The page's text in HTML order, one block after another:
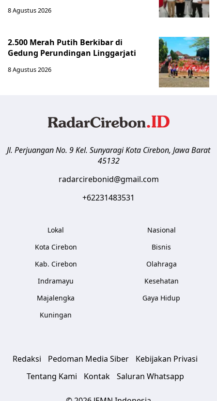
8 Agustus 2026
2.500 Merah Putih Berkibar di
Gedung Perundingan Linggarjati
8 Agustus 2026
Jl. Perjuangan No. 9 Kel. SunyaragiKota Cirebon, Jawa Barat
45132
radarcirebonid@gmail.com
+62231483531
Lokal
Kota Cirebon
Kab. Cirebon
Indramayu
Majalengka
Kuningan
Nasional
Bisnis
Olahraga
Kesehatan
Gaya Hidup
Redaksi Pedoman Media Siber
Kebijakan Privasi
Tentang Kami
Kontak Saluran Whatsapp